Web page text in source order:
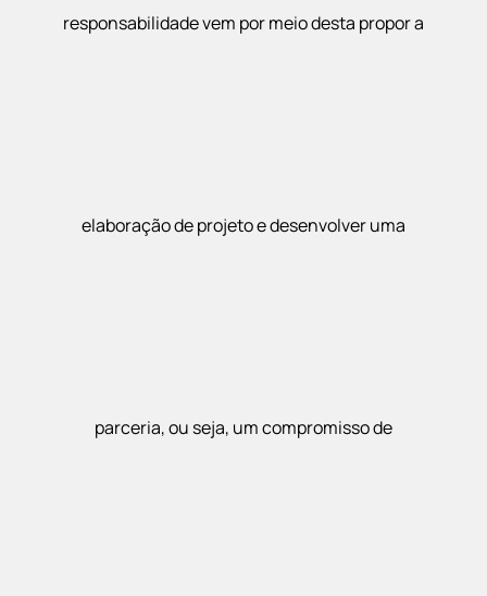
responsabilidade vem por meio desta propor a
elaboração de projeto e desenvolver uma
parceria, ou seja, um compromisso de